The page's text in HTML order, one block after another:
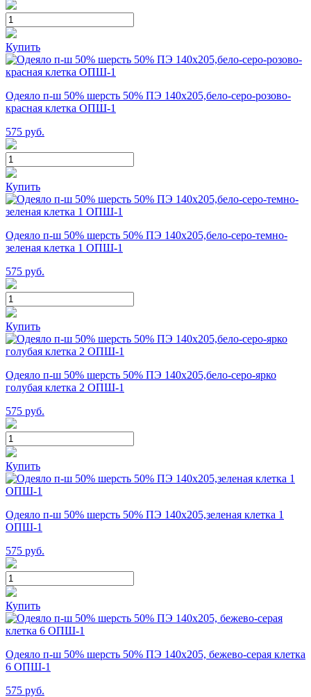
Купить
Одеяло п-ш 50% шерсть 50% ПЭ 140х205,бело-серо-розово-
красная клетка ОПШ-1
575 руб.
Купить
Одеяло п-ш 50% шерсть 50% ПЭ 140х205,бело-серо-темно-
зеленая клетка 1 ОПШ-1
575 руб.
Купить
Одеяло п-ш 50% шерсть 50% ПЭ 140х205,бело-серо-ярко
голубая клетка 2 ОПШ-1
575 руб.
Купить
Одеяло п-ш 50% шерсть 50% ПЭ 140х205,зеленая клетка 1
ОПШ-1
575 руб.
Купить
Одеяло п-ш 50% шерсть 50% ПЭ 140х205, бежево-серая клетка
6 ОПШ-1
575 руб.